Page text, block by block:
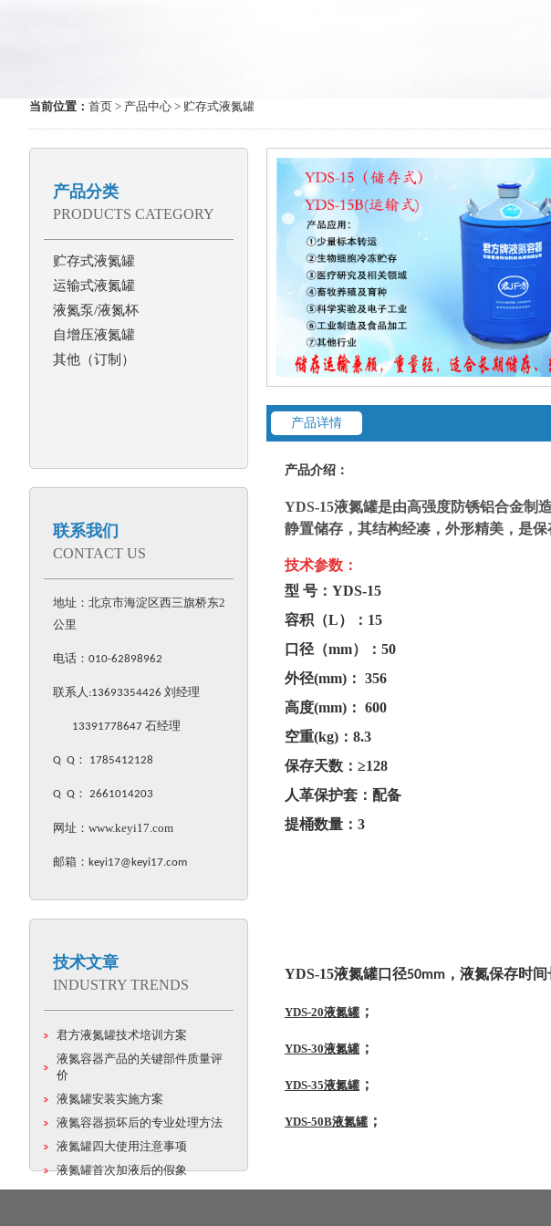
当前位置： 首页 > 产品中心 > 贮存式液氮罐
产品分类
PRODUCTS CATEGORY
贮存式液氮罐
运输式液氮罐
液氮泵/液氮杯
自增压液氮罐
其他（订制）
联系我们
CONTACT US
地址：北京市海淀区西三旗桥东2
公里
电话： 010-62898962
联系人:13693354426 刘经理
13391778647 石经理
Q Q ： 1785412128
Q Q ： 2661014203
网址： www.keyi17.com
邮箱： keyi17@keyi17.com
技术文章
INDUSTRY TRENDS
君方液氮罐技术培训方案
液氮容器产品的关键部件质量评
价
液氮罐安装实施方案
液氮容器损坏后的专业处理方法
液氮罐四大使用注意事项
液氮罐首次加液后的假象
产品详情
产品介绍：
YDS-15液氮罐是由高强度防锈铝合金制
静置储存，其结构经凑，外形精美，是
技术参数：
型 号：YDS-15
容积（L）：15
口径（mm）：50
外径(mm)： 356
高度(mm)： 600
空重(kg)：8.3
保存天数：≥128
人革保护套：配备
提桶数量：3
YDS-15液氮罐口径50mm ，液氮保存时
YDS-20液氮罐；
YDS-30液氮罐；
YDS-35液氮罐；
YDS-50B液氮罐；